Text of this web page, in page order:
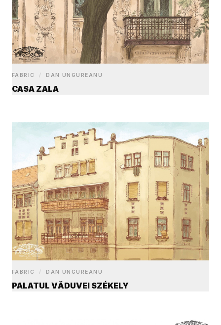
FABRIC / DAN UNGUREANU
CASA ZALA
FABRIC / DAN UNGUREANU
PALATUL VĂDUVEI SZÉKELY